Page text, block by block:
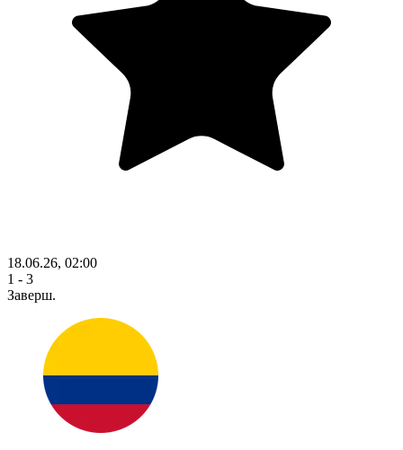
18.06.26, 02:00
1 - 3
Заверш.